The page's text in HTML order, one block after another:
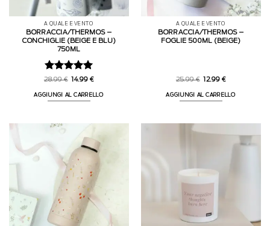
A QUALE EVENTO
BORRACCIA/THERMOS –
CONCHIGLIE (BEIGE E BLU)
750ML
Valutato5
28.99€ Il
originale
era:
14.99€Il
attuale
è:
AGGIUNGI AL CARRELLO
A QUALE EVENTO
BORRACCIA/THERMOS –
FOGLIE 500ML (BEIGE)
25.99€ Il
originale
era:
12.99€Il
attuale
è:
AGGIUNGI AL CARRELLO